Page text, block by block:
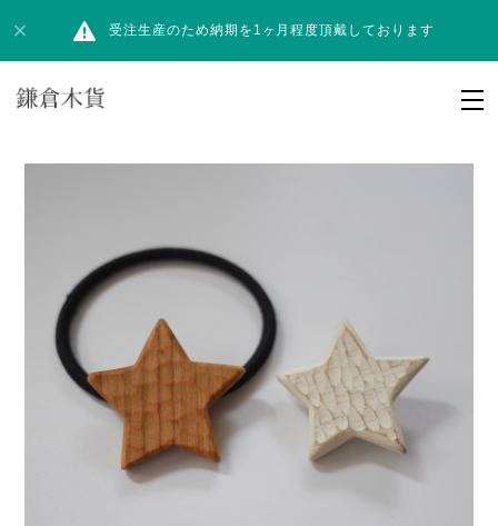
受注生産のため納期を1ヶ月程度頂戴しております